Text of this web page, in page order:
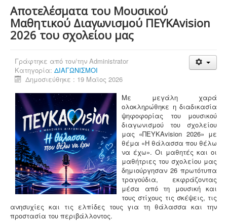
Αποτελέσματα του Μουσικού
Μαθητικού Διαγωνισμού ΠΕΥΚΑvision
2026 του σχολείου μας
Γράφτηκε από τον/την Administrator
Κατηγορία: ΔΙΑΓΩΝΙΣΜΟΙ
Δημοσιεύθηκε : 19 Μαϊος 2026
Με μεγάλη χαρά
ολοκληρώθηκε η διαδικασία
ψηφοφορίας του μουσικού
διαγωνισμού του σχολείου
μας «ΠΕΥΚΑvision 2026» με
θέμα «Η θάλασσα που θέλω
να έχω». Οι μαθητές και οι
μαθήτριες του σχολείου μας
δημιούργησαν 26 πρωτότυπα
τραγούδια, εκφράζοντας
μέσα από τη μουσική και
τους στίχους τις σκέψεις, τις
ανησυχίες και τις ελπίδες τους για τη θάλασσα και την
προστασία του περιβάλλοντος.